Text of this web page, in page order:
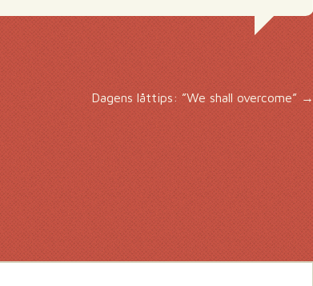
Dagens låttips: ”We shall overcome”→